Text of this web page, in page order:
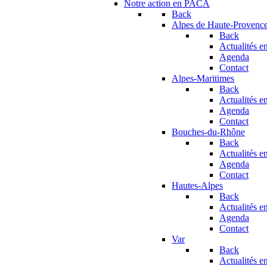
Notre action en PACA
Back
Alpes de Haute-
Back
Actualités
Agenda
Contact
Alpes-Maritimes
Back
Actualités
Agenda
Contact
Bouches-du-Rhône
Back
Actualités
Agenda
Contact
Hautes-Alpes
Back
Actualités
Agenda
Contact
Var
Back
Actualités